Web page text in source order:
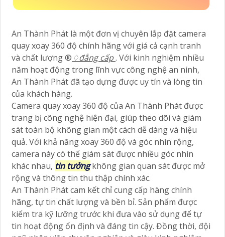
An Thành Phát là một đơn vị chuyên lắp đặt camera
quay xoay 360 độ chính hãng với giá cả cạnh tranh
và chất lượng ®️ ♢đẳng cấp. Với kinh nghiệm nhiều
năm hoạt động trong lĩnh vực công nghệ an ninh,
An Thành Phát đã tạo dựng được uy tín và lòng tin
của khách hàng.
Camera quay xoay 360 độ của An Thành Phát được
trang bị công nghệ hiện đại, giúp theo dõi và giám
sát toàn bộ không gian một cách dễ dàng và hiệu
quả. Với khả năng xoay 360 độ và góc nhìn rộng,
camera này có thể giám sát được nhiều góc nhìn
khác nhau, tin tưởngkhông gian quan sát được mở
rộng và thông tin thu thập chính xác.
An Thành Phát cam kết chỉ cung cấp hàng chính
hãng, tự tin chất lượng và bền bỉ. Sản phẩm được
kiểm tra kỹ lưỡng trước khi đưa vào sử dụng để tự
tin hoạt động ổn định và đáng tin cậy. Đồng thời, đội